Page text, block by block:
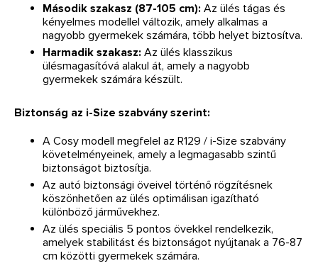
Második szakasz (87-105 cm): Az ülés tágas és
kényelmes modellel változik, amely alkalmas a
nagyobb gyermekek számára, több helyet biztosítva.
Harmadik szakasz: Az ülés klasszikus
ülésmagasítóvá alakul át, amely a nagyobb
gyermekek számára készült.
Biztonság az i-Size szabvány szerint:
A Cosy modell megfelel az R129 / i-Size szabvány
követelményeinek, amely a legmagasabb szintű
biztonságot biztosítja.
Az autó biztonsági öveivel történő rögzítésnek
köszönhetően az ülés optimálisan igazítható
különböző járművekhez.
Az ülés speciális 5 pontos övekkel rendelkezik,
amelyek stabilitást és biztonságot nyújtanak a 76-87
cm közötti gyermekek számára.